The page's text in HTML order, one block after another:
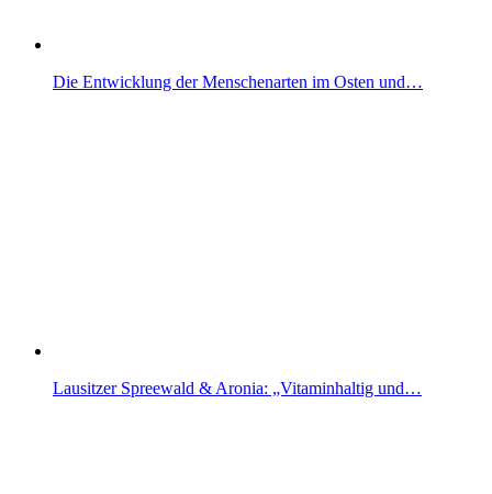
Die Entwicklung der Menschenarten im Osten und…
Lausitzer Spreewald & Aronia: „Vitaminhaltig und…